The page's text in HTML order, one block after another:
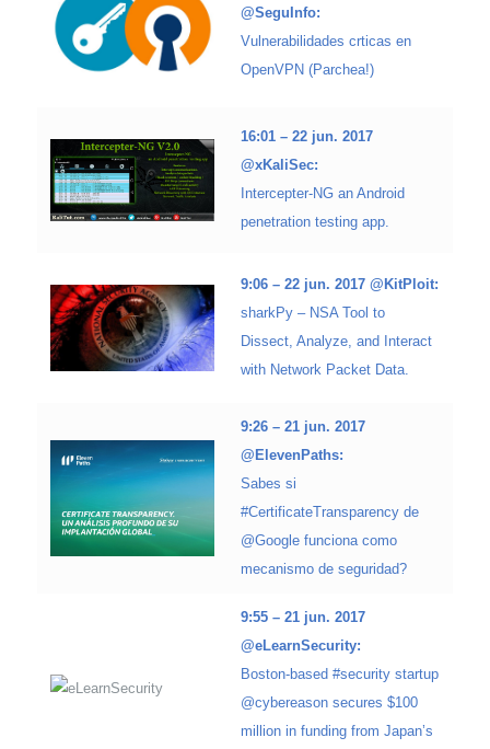
@SeguInfo:
Vulnerabilidades crticas en
OpenVPN (Parchea!)
16:01 – 22 jun. 2017
@xKaliSec:
Intercepter-NG an Android
penetration testing app.
9:06 – 22 jun. 2017 @KitPloit:
sharkPy – NSA Tool to
Dissect, Analyze, and Interact
with Network Packet Data.
9:26 – 21 jun. 2017
@ElevenPaths:
Sabes si
#CertificateTransparency de
@Google funciona como
mecanismo de seguridad?
9:55 – 21 jun. 2017
@eLearnSecurity:
Boston-based #security startup
@cybereason secures $100
million in funding from Japan’s